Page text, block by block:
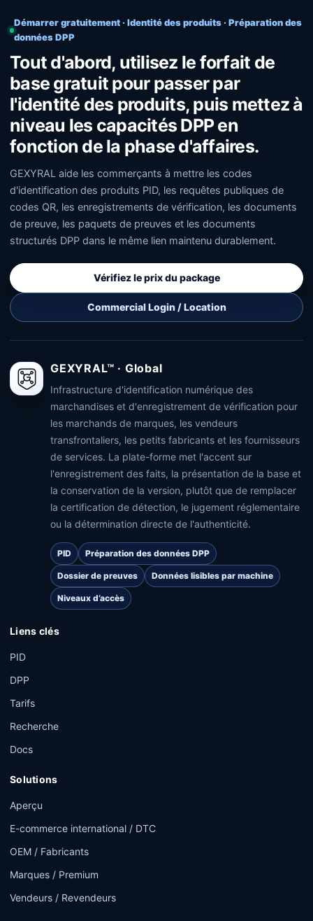
Démarrer gratuitement · Identité des produits · Préparation des
données DPP
Tout d'abord, utilisez le forfait de
base gratuit pour passer par
l'identité des produits, puis mettez à
niveau les capacités DPP en
fonction de la phase d'affaires.
GEXYRAL aide les commerçants à mettre les codes
d'identification des produits PID, les requêtes publiques de
codes QR, les enregistrements de vérification, les documents
de preuve, les paquets de preuves et les documents
structurés DPP dans le même lien maintenu durablement.
Vérifiez le prix du package
Commercial Login / Location
GEXYRAL™ · Global
Infrastructure d'identification numérique des
marchandises et d'enregistrement de vérification pour
les marchands de marques, les vendeurs
transfrontaliers, les petits fabricants et les fournisseurs
de services. La plate-forme met l'accent sur
l'enregistrement des faits, la présentation de la base et
la conservation de la version, plutôt que de remplacer
la certification de détection, le jugement réglementaire
ou la détermination directe de l'authenticité.
PID Préparation des données DPP
Dossier de preuves Données lisibles par machine
Niveaux d’accès
Liens clés
PID
DPP
Tarifs
Recherche
Docs
Solutions
Aperçu
E-commerce international / DTC
OEM / Fabricants
Marques / Premium
Vendeurs / Revendeurs